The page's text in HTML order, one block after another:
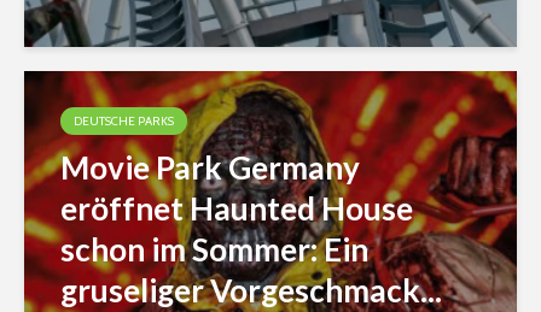
DEUTSCHE PARKS
Movie Park Germany
eröffnet Haunted House
schon im Sommer: Ein
gruseliger Vorgeschmack...